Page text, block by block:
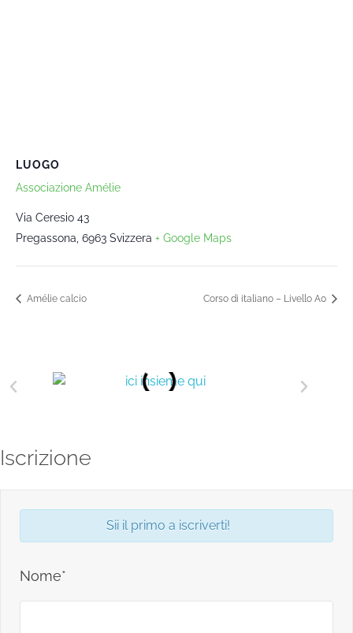
LUOGO
Associazione Amélie
Via Ceresio 43
Pregassona 6963 Svizzera + Google Maps
Amélie calcio Corso di italiano – Livello A0
Iscrizione
Sii il primo a iscriverti!
Nome*